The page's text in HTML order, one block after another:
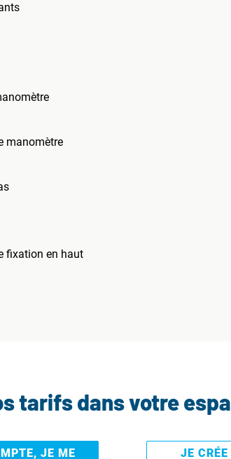
manomètre
fixation en haut
tarifs dans votre
JE ME
JE